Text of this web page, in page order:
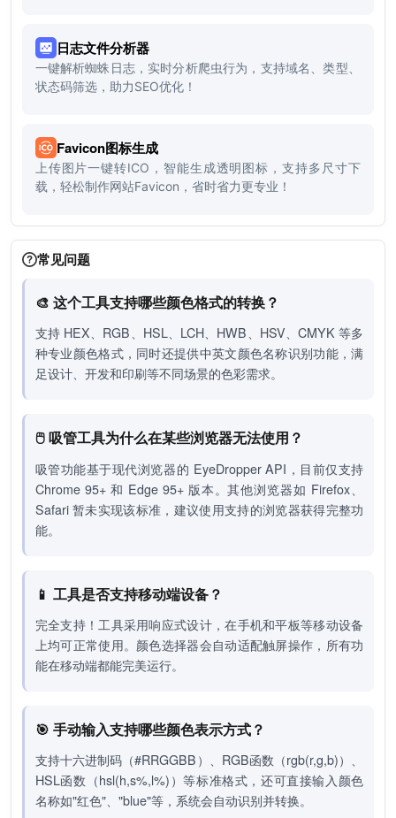
日志文件分析器
一键解析蜘蛛日志，实时分析爬虫行为，支持域名、类型、
状态码筛选，助力SEO优化！
Favicon图标生成
上传图片一键转ICO，智能生成透明图标，支持多尺寸下
载，轻松制作网站Favicon，省时省力更专业！
常见问题
🎨 这个工具支持哪些颜色格式的转换？
支持 HEX、RGB、HSL、LCH、HWB、HSV、CMYK 等多
种专业颜色格式，同时还提供中英文颜色名称识别功能，满
足设计、开发和印刷等不同场景的色彩需求。
🖱️ 吸管工具为什么在某些浏览器无法使用？
吸管功能基于现代浏览器的 EyeDropper API，目前仅支持
Chrome 95+ 和 Edge 95+ 版本。其他浏览器如 Firefox、
Safari 暂未实现该标准，建议使用支持的浏览器获得完整功
能。
📱 工具是否支持移动端设备？
完全支持！工具采用响应式设计，在手机和平板等移动设备
上均可正常使用。颜色选择器会自动适配触屏操作，所有功
能在移动端都能完美运行。
🎯 手动输入支持哪些颜色表示方式？
支持十六进制码（#RRGGBB）、RGB函数（rgb(r,g,b)）、
HSL函数（hsl(h,s%,l%)）等标准格式，还可直接输入颜色
名称如"红色"、"blue"等，系统会自动识别并转换。